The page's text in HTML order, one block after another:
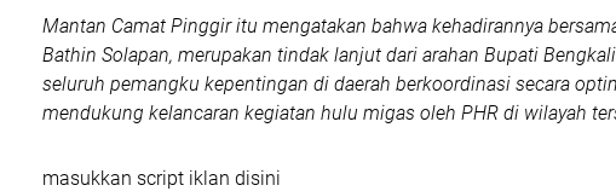
Mantan Camat Pinggir itu mengatakan bahwa kehadirannya
Bathin Solapan, merupakan tindak lanjut dari arahan Bupati
seluruh pemangku kepentingan di daerah berkoordinasi secara
mendukung kelancaran kegiatan hulu migas oleh PHR di wilayah
masukkan script iklan disini